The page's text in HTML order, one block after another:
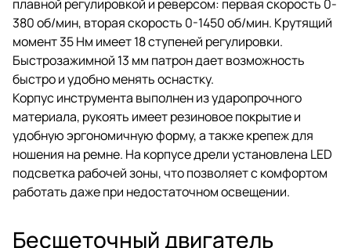
плавной регулировкой и реверсом: первая скорость 0-
380 об/мин, вторая скорость 0-1450 об/мин. Крутящий
момент 35 Нм имеет 18 ступеней регулировки.
Быстрозажимной 13 мм патрон дает возможность
быстро и удобно менять оснастку.
Корпус инструмента выполнен из ударопрочного
материала, рукоять имеет резиновое покрытие и
удобную эргономичную форму, а также крепеж для
ношения на ремне. На корпусе дрели установлена LED
подсветка рабочей зоны, что позволяет с комфортом
работать даже при недостаточном освещении.
Бесщеточный двигатель